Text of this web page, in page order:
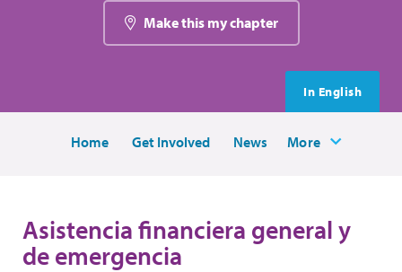
Make this my chapter
In English
Home Get Involved News More
Asistencia financiera general y
de emergencia